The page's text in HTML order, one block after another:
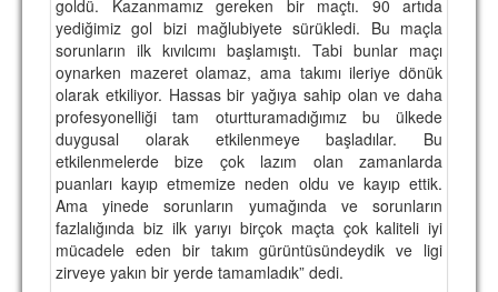
MİSYON
HAKKIMIZDA
İRTİBAT
SİTE İSTATİSTİKLERİ
REKLAM YAYINI
goldü. Kazanmamız gereken bir maçtı. 90 artıda
yediğimiz gol bizi mağlubiyete sürükledi. Bu maçla
sorunların ilk kıvılcımı başlamıştı. Tabi bunlar maçı
oynarken mazeret olamaz, ama takımı ileriye dönük
olarak etkiliyor. Hassas bir yağıya sahip olan ve daha
profesyonelliği tam oturtturamadığımız bu ülkede
duygusal olarak etkilenmeye başladılar. Bu
etkilenmelerde bize çok lazım olan zamanlarda
puanları kayıp etmemize neden oldu ve kayıp ettik.
Ama yinede sorunların yumağında ve sorunların
fazlalığında biz ilk yarıyı birçok maçta çok kaliteli iyi
mücadele eden bir takım gürüntüsündeydik ve ligi
zirveye yakın bir yerde tamamladık” dedi.